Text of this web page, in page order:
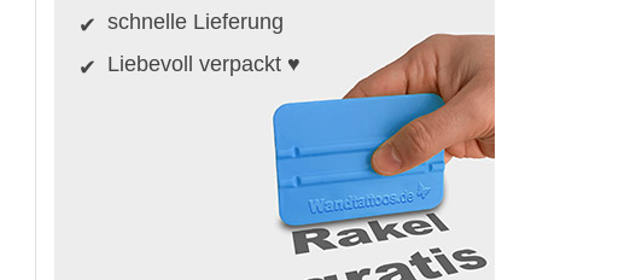
schnelle Lieferung
Liebevoll verpackt ♥